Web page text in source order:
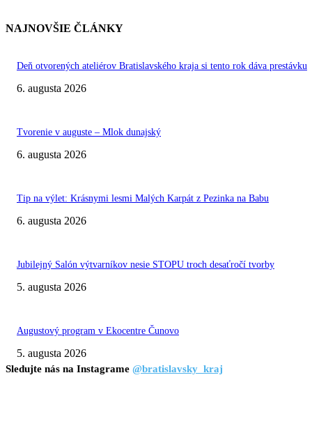
NAJNOVŠIE ČLÁNKY
Deň otvorených ateliérov Bratislavského kraja si tento rok dáva prestávku
6. augusta 2026
Tvorenie v auguste – Mlok dunajský
6. augusta 2026
Tip na výlet: Krásnymi lesmi Malých Karpát z Pezinka na Babu
6. augusta 2026
Jubilejný Salón výtvarníkov nesie STOPU troch desaťročí tvorby
5. augusta 2026
Augustový program v Ekocentre Čunovo
5. augusta 2026
Sledujte nás na Instagrame @bratislavsky_kraj